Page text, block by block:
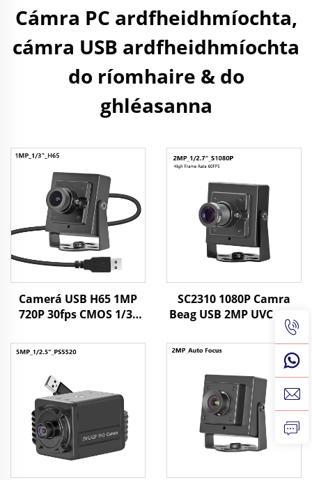
Cámra PC ardfheidhmíochta,
cámra USB ardfheidhmíochta
do ríomhaire & do
ghléasanna
Camerá USB H65 1MP
720P 30fps CMOS 1/3"
Camará Beag le
Windows/Android/linux
SC2310 1080P Camra
Beag USB 2MP UVC OTG
Ar Chluaisín 60fps Ar
Airde Luas